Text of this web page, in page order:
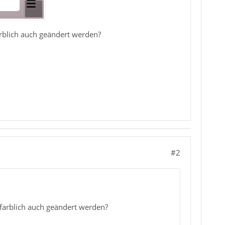
auch geändert werden?
#2
auch geändert werden?